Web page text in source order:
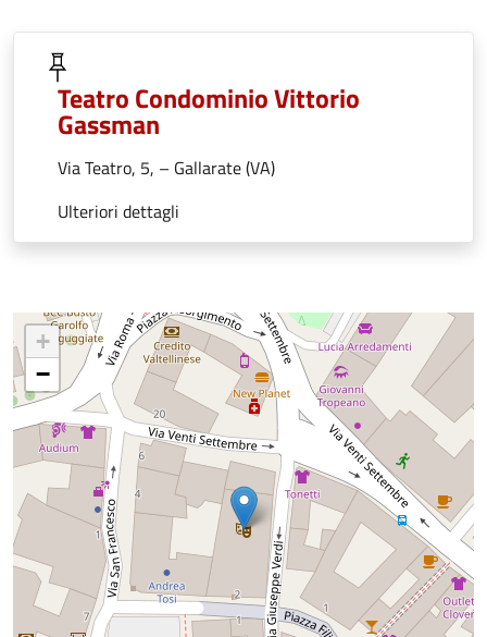
Teatro Condominio Vittorio
Gassman
Via Teatro, 5, – Gallarate (VA)
Ulteriori dettagli
+
−